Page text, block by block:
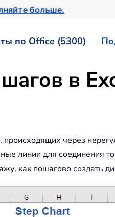
больше.
по Office (5300)
в
через
линии для соединения
как пошагово создать